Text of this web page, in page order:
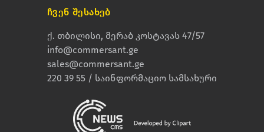
ჩვენ შესახებ
ქ. თბილისი, მერაბ კოსტავას 47/57
info@commersant.ge
sales@commersant.ge
220 39 55 / საინფორმაციო სამსახური